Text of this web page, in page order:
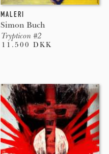
MALERI
Simon Buch
Trypticon #2
11.500 DKK